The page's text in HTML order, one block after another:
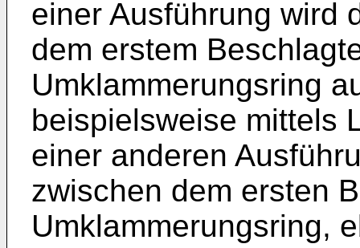
einer Ausführung wird
dem erstem
Umklammerungsring
beispielsweise mittels
einer anderen
zwischen dem ersten
Umklammerungsring,